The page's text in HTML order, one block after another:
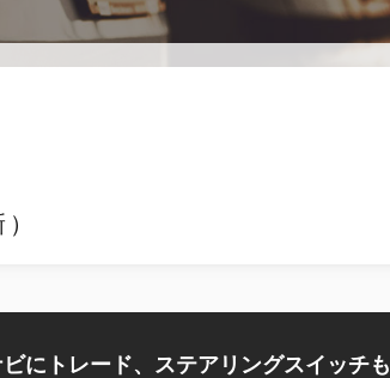
にトレード、ステアリングスイッチも